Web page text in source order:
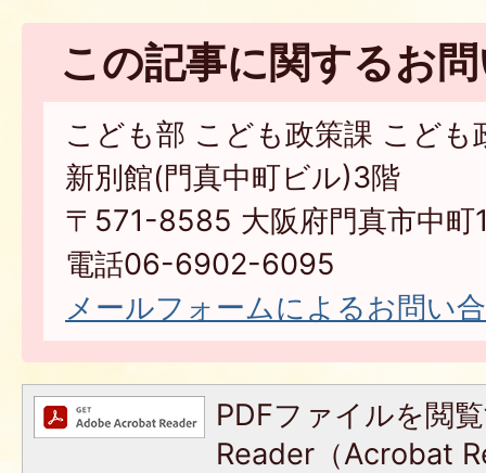
この記事に関するお
こども部 こども政策課 こども
新別館(門真中町ビル)3階
〒571-8585 大阪府門真市中町
電話06-6902-6095
メールフォームによるお問い
PDFファイルを閲
Reader（Acrobat